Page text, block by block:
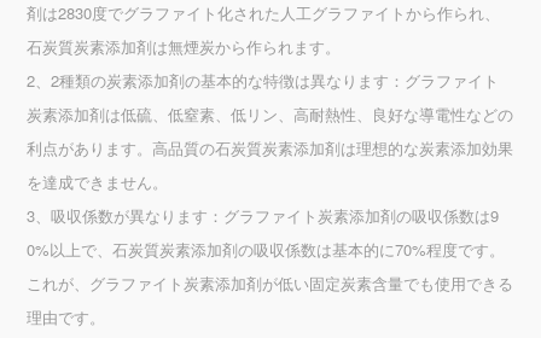
剤は2830度でグラファイト化された人工グラファイトから作られ、
石炭質炭素添加剤は無煙炭から作られます。
2、2種類の炭素添加剤の基本的な特徴は異なります：グラファイト
炭素添加剤は低硫、低窒素、低リン、高耐熱性、良好な導電性などの
利点があります。高品質の石炭質炭素添加剤は理想的な炭素添加効果
を達成できません。
3、吸収係数が異なります：グラファイト炭素添加剤の吸収係数は9
0%以上で、石炭質炭素添加剤の吸収係数は基本的に70%程度です。
これが、グラファイト炭素添加剤が低い固定炭素含量でも使用できる
理由です。